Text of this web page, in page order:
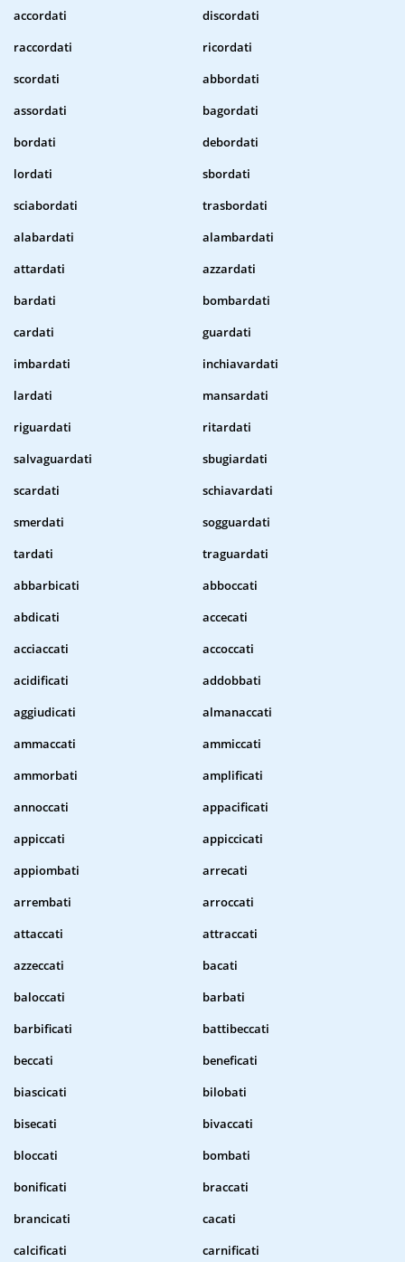
accordati
discordati
raccordati
ricordati
scordati
abbordati
assordati
bagordati
bordati
debordati
lordati
sbordati
sciabordati
trasbordati
alabardati
alambardati
attardati
azzardati
bardati
bombardati
cardati
guardati
imbardati
inchiavardati
lardati
mansardati
riguardati
ritardati
salvaguardati
sbugiardati
scardati
schiavardati
smerdati
sogguardati
tardati
traguardati
abbarbicati
abboccati
abdicati
accecati
acciaccati
accoccati
acidificati
addobbati
aggiudicati
almanaccati
ammaccati
ammiccati
ammorbati
amplificati
annoccati
appacificati
appiccati
appiccicati
appiombati
arrecati
arrembati
arroccati
attaccati
attraccati
azzeccati
bacati
baloccati
barbati
barbificati
battibeccati
beccati
beneficati
biascicati
bilobati
bisecati
bivaccati
bloccati
bombati
bonificati
braccati
brancicati
cacati
calcificati
carnificati